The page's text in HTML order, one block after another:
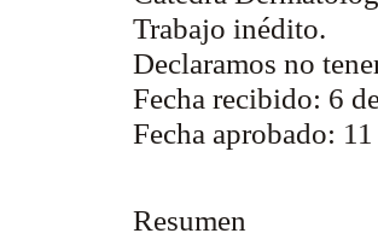
Trabajo inédito.
Declaramos no
Fecha recibido: 6
Fecha aprobado:
Resumen